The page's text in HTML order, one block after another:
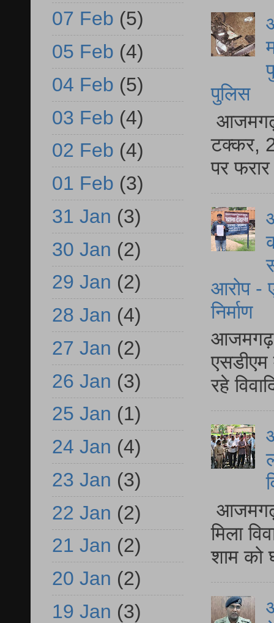
पुलिस
आजमगढ़
टक्कर,
पर
आरोप -
निर्माण
आजमगढ़
एसडीएम
रहे
आजमगढ़
मिला
शाम को
07 Feb (5)
05 Feb (4)
04 Feb (5)
03 Feb (4)
02 Feb (4)
01 Feb (3)
31 Jan (3)
30 Jan (2)
29 Jan (2)
28 Jan (4)
27 Jan (2)
26 Jan (3)
25 Jan (1)
24 Jan (4)
23 Jan (3)
22 Jan (2)
21 Jan (2)
20 Jan (2)
19 Jan (3)